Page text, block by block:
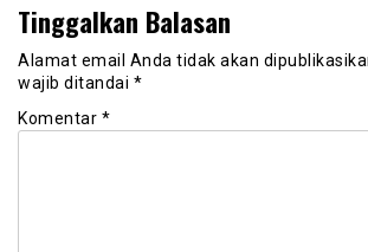
Tinggalkan Balasan
Alamat email Anda tidak akan
wajib ditandai *
Komentar *